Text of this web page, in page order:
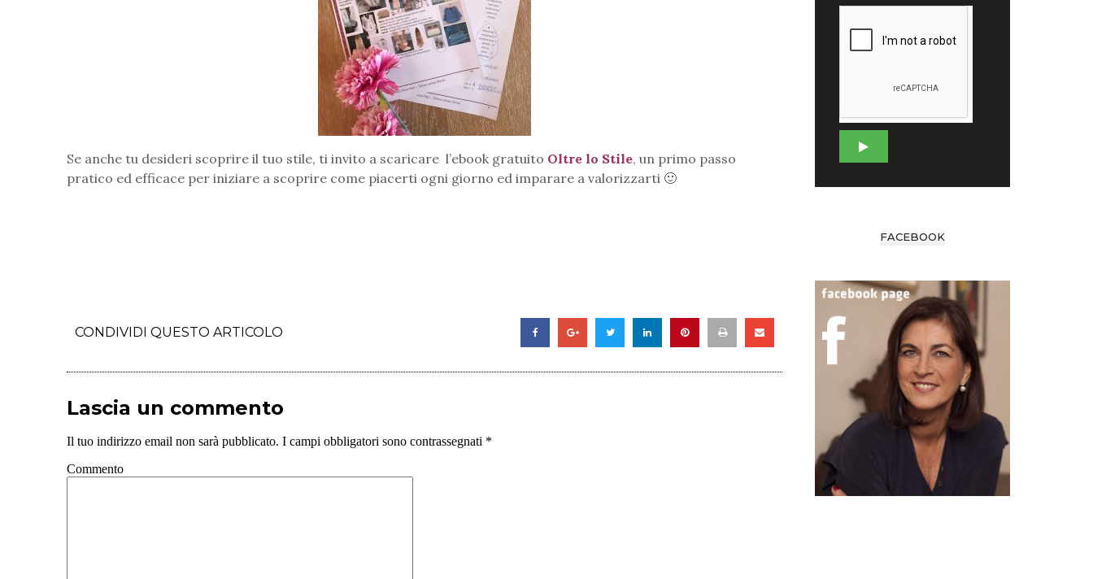
Se anche tu desideri scoprire il tuo stile, ti invito a scaricare l’ebook gratuito Oltre lo Stile, un primo passo
pratico ed efficace per iniziare a scoprire come piacerti ogni giorno ed imparare a valorizzarti 🙂
CONDIVIDI QUESTO ARTICOLO
Lascia un commento
Il tuo indirizzo email non sarà pubblicato. I campi obbligatori sono contrassegnati *
Commento
FACEBOOK